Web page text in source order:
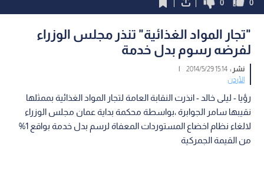
0
0
"تجار المواد الغذائية" تنذر مجلس الوزراء
لفرضه رسوم بدل خدمة
نشر :15:14 2014/5/29
|
الأردن
رؤيا - ليلى خالد - انذرت النقابة العامة لتجار المواد الغذائية بممثلها
نقيبها سامر الجوابرة ،بواسطة محكمة بداية عمان مجلس الوزراء
لالغاء نظام اخضاع المستوردات المعفاة لرسم بدل خدمة بواقع 1%
من القيمة الجمركية